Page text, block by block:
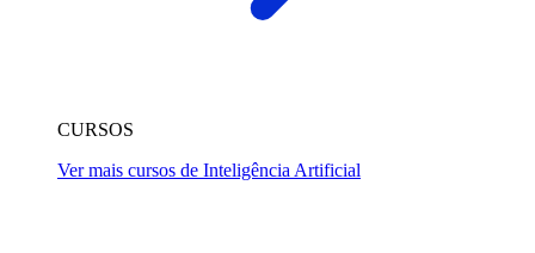
CURSOS
Ver mais cursos de Inteligência Artificial